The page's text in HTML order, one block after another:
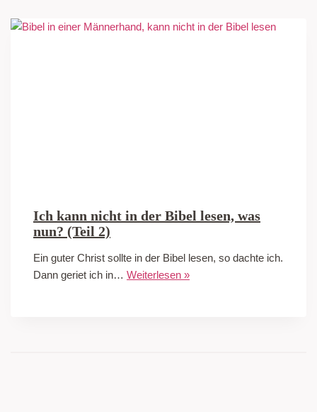
Ich kann nicht in der Bibel lesen, was
nun? (Teil 2)
Ein guter Christ sollte in der Bibel lesen, so dachte ich.
Dann geriet ich in… Weiterlesen »